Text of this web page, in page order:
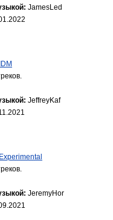
JamesLed
IDM
JeffreyKaf
Experimental
JeremyHor